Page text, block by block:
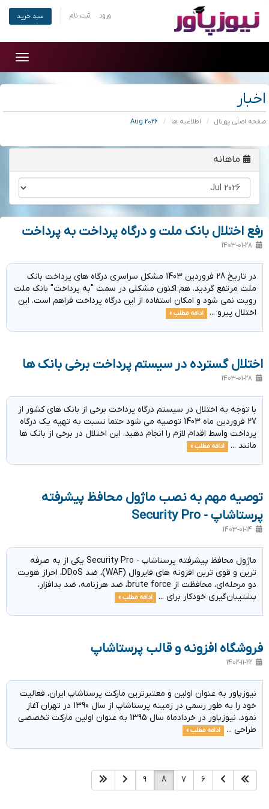
ورود ثبت نام سبد خرید
اخبار
صفحه اصلی پورتال اطلاعیه ها
ماهانه
رفع اختلال بانک ملت و درگاه پرداخت به پرداخت
در تاریخ 28 فروردین 1403 مشکل سراسری درگاه های پرداخت بانک
ملت مرتفع گردید. هم اکنون مشکلی در سمت "به پرداخت" بانک ملت
رویت نمی شود و امکان استفاده از این درگاه پرداخت فراهم است. این
اختلال پیرو ...
ادامه مطلب »
اختلال گسترده در سیستم پرداخت برخی بانک ها
با توجه به اختلال در سیستم درگاه پرداخت برخی از بانک های کشور از
27 فروردین ماه 1403 توصیه می شود حتما نسبت به تهیه یک درگاه
پرداخت واسط اقدام لازم را انجام دهید. این اختلال در برخی از بانک ها
مانند ...
ادامه مطلب »
توصیه مهم به نصب ماژول محافظ پیشرفته
پرستاشاپ - Security Pro
ماژول محافظ پیشرفته پرستاشاپ - Security Pro یکی از به صرفه
ترین و قوی ترین افزونه های فایروال (WAF)، ضد DDoS، احراز هویت
دو مرحله‌ای، محافظت از brute force، ضد هرزنامه، ضد بدافزار،
پشتیبان‌گیری خودکار برای ...
ادامه مطلب »
فروشگاه افزونه و قالب پرستاشاپ
نیوزپاور به عنوان اولین و معتبرترین مارکت پرستاشاپ ایران، فعالیت
خود را به طور رسمی در زمینه پرستاشاپ از سال 1390 در تهران آغاز
نمود. نیوزپاور در خردادماه سال 1395 به عنوان اولین مارکت تخصصی
طراحی ...
ادامه مطلب »
6
7
8
9